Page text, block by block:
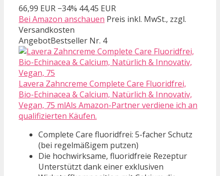
66,99 EUR −34% 44,45 EUR
Bei Amazon anschauen Preis inkl. MwSt., zzgl.
Versandkosten
AngebotBestseller Nr. 4
Lavera Zahncreme Complete Care Fluoridfrei,
Bio-Echinacea & Calcium, Natürlich & Innovativ,
Vegan, 75 mlAls Amazon-Partner verdiene ich an
qualifizierten Käufen.
Complete Care fluoridfrei: 5-facher Schutz
(bei regelmäßigem putzen)
Die hochwirksame, fluoridfreie Rezeptur
Unterstützt dank einer exklusiven